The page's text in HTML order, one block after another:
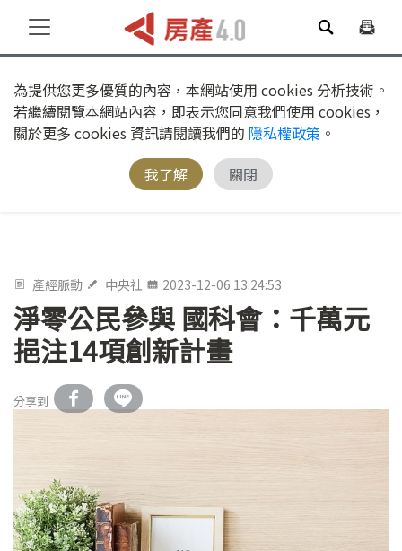
為提供您更多優質的內容，本網站使用 cookies 分析技術。
若繼續閱覽本網站內容，即表示您同意我們使用 cookies，
關於更多 cookies 資訊請閱讀我們的 隱私權政策 。
我了解
關閉
產經脈動 中央社 2023-12-06 13:24:53
淨零公民參與 國科會：千萬元
挹注14項創新計畫
分享到